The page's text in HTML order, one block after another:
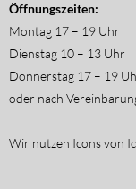
Öffnungszeiten:
Montag 17 – 19 Uhr
Dienstag 10 – 13 Uhr
Donnerstag 17 – 19
oder nach
Wir nutzen Icons von